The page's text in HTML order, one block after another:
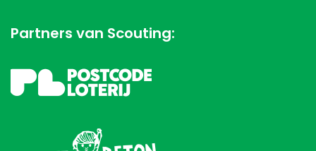
Partners van Scouting: